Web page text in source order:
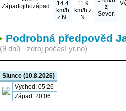
Podrobná předpověd
(9 dnů - zdroj počasí yr.no)
Slunce (10.8.2026)
Východ: 05:26
Západ: 20:06